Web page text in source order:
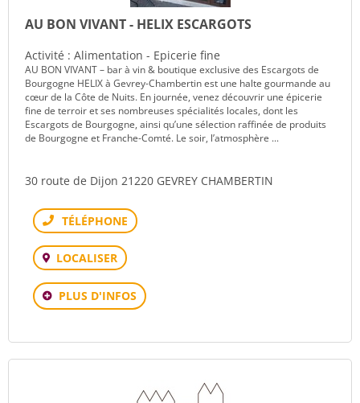
AU BON VIVANT - HELIX ESCARGOTS
Activité : Alimentation - Epicerie fine
AU BON VIVANT – bar à vin & boutique exclusive des Escargots de
Bourgogne HELIX à Gevrey-Chambertin est une halte gourmande au
cœur de la Côte de Nuits. En journée, venez découvrir une épicerie
fine de terroir et ses nombreuses spécialités locales, dont les
Escargots de Bourgogne, ainsi qu’une sélection raffinée de produits
de Bourgogne et Franche-Comté. Le soir, l’atmosphère ...
30 route de Dijon 21220 GEVREY CHAMBERTIN
Téléphone
LOCALISER
PLUS D'INFOS